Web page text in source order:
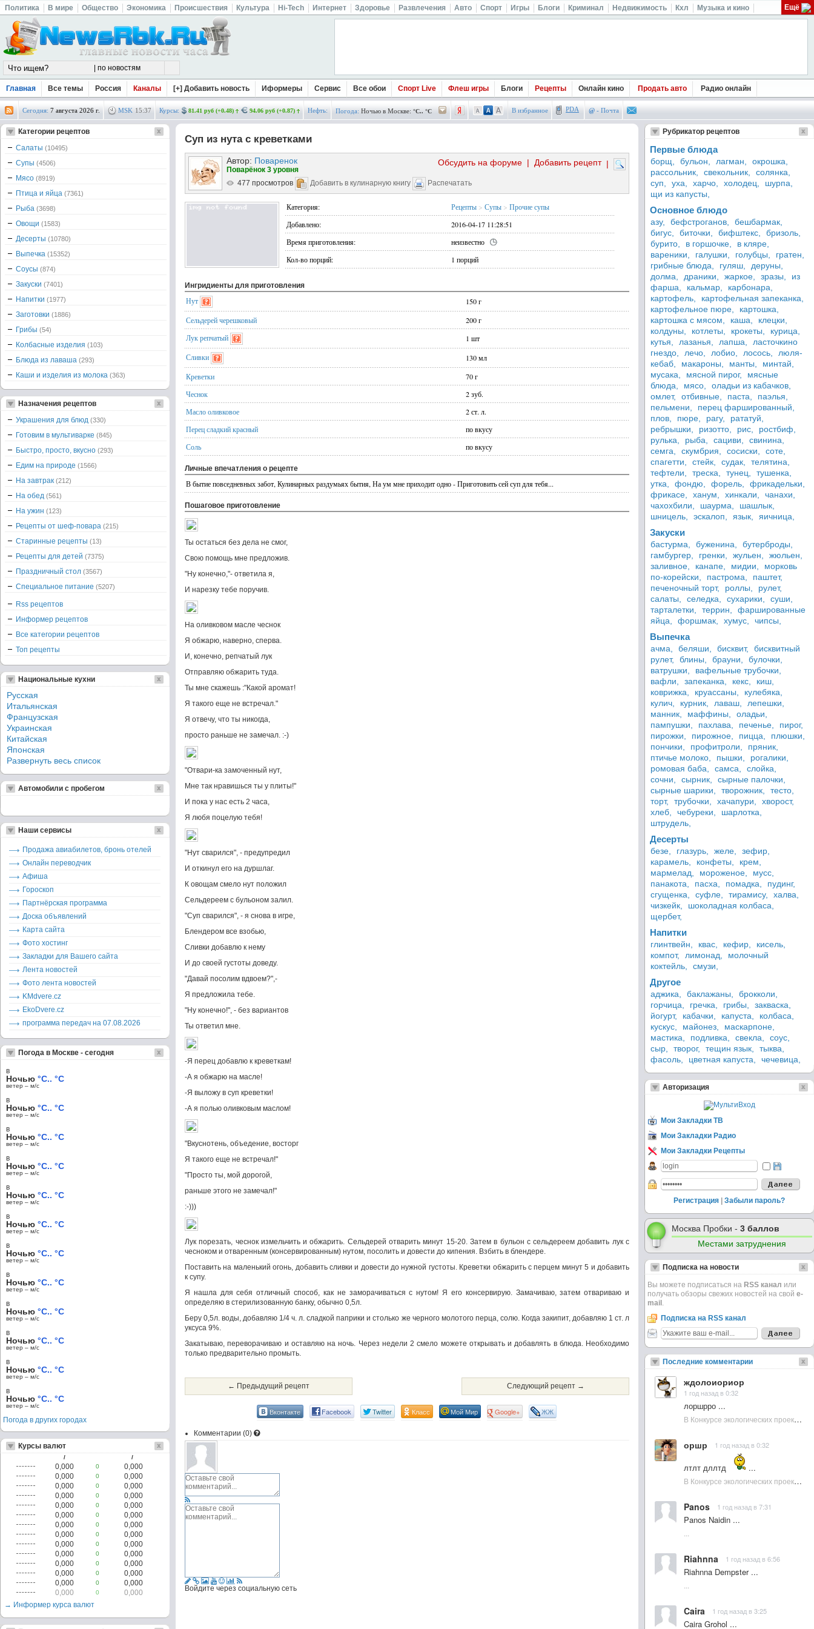
Политика В мире Общество Экономика Происшествия Культура Hi-Tech Интернет Здоровье Развлечения Авто Спорт Игры Блоги Криминал Недвижимость Кхл Музыка и кино Ещё
Главная Все темы Россия Каналы [+] Добавить новость Иформеры Сервис Все обои Спорт Live Флеш игры Блоги Рецепты Онлайн кино Продать авто Радио онлайн
Сегодня: 7 августа 2026 г. MSK 15:37 Курсы: 81.41 руб (+0.48) 94.06 руб (+0.87) Нефть: Погода: Ночью в Москве: °C.. °C В избранное PDA @ - Почта
Суп из нута с креветками
Автор: Поваренок |
Добавить рецепт
|
Обсудить на форуме
Поварёнок 3 уровня
477 просмотров
Добавить в кулинарную книгу Распечатать
Категория: Рецепты > Супы > Прочие супы
Добавлено:
2016-04-17 11:28:51
Время приготовления:
неизвестно
Кол-во порций:
1 порций
Ингридиенты для приготовления
Нут
150 г
Сельдерей черешковый
200 г
Лук репчатый
1 шт
Сливки
130 мл
Креветки
70 г
Чеснок
2 зуб.
Масло оливковое
2 ст. л.
Перец сладкий красный
по вкусу
Соль
по вкусу
Личные впечатления о рецепте
В бытие повседневных забот, Кулинарных раздумьях бытия, На ум мне приходит одно - Приготовить сей суп для тебя...
Пошаговое приготовление
Ты остаться без дела не смог,
Свою помощь мне предложив.
"Ну конечно,"- ответила я,
И нарезку тебе поручив.
На оливковом масле чеснок
Я обжарю, наверно, сперва.
И, конечно, репчатый лук
Отправляю обжарить туда.
Ты мне скажешь :"Какой аромат!
Я такого еще не встречал."
Я отвечу, что ты никогда,
просто раньше не замечал. :-)
"Отвари-ка замоченный нут,
Мне так нравишься ты у плиты!"
И пока у нас есть 2 часа,
Я любя поцелую тебя!
"Нут сварился", - предупредил
И откинул его на дуршлаг.
К овощам смело нут положил
Сельдереем с бульоном залил.
"Суп сварился", - я снова в игре,
Блендером все взобью,
Сливки добавлю к нему
И до своей густоты доведу.
"Давай посолим вдвоем?",-
Я предложила тебе.
"Ну конечно!", - без вариантов
Ты ответил мне.
-Я перец добавлю к креветкам!
-А я обжарю на масле!
-Я выложу в суп креветки!
-А я полью оливковым маслом!
"Вкуснотень, объедение, восторг
Я такого еще не встречал!"
"Просто ты, мой дорогой,
раньше этого не замечал!"
:-)))
Лук порезать, чеснок измельчить и обжарить. Сельдерей отварить минут 15-20. Затем в бульон с сельдереем добавить лук с
чесноком и отваренным (консервированным) нутом, посолить и довести до кипения. Взбить в блендере.
Поставить на маленький огонь, добавить сливки и довести до нужной густоты. Креветки обжарить с перцем минут 5 и добавить
к супу.
Я нашла для себя отличный способ, как не заморачиваться с нутом! Я его консервирую. Замачиваю, затем отвариваю и
определяю в стерилизованную банку, обычно 0,5л.
Беру 0,5л. воды, добавляю 1/4 ч. л. сладкой паприки и столько же черного молотого перца, солю. Когда закипит, добавляю 1 ст. л
уксуса 9%.
Закатываю, переворачиваю и оставляю на ночь. Через недели 2 смело можете открывать и добавлять в блюда. Необходимо
только предварительно промыть.
← Предыдущий рецепт Следующий рецепт →
Вконтакте Facebook Twitter Класс Мой Мир Google+ ЖЖ
Комментарии (0)
Войдите через социальную сеть
Категории рецептов
Салаты (10495)
Супы (4506)
Мясо (8919)
Птица и яйца (7361)
Рыба (3698)
Овощи (1583)
Десерты (10780)
Выпечка (15352)
Соусы (874)
Закуски (7401)
Напитки (1977)
Заготовки (1886)
Грибы (54)
Колбасные изделия (103)
Блюда из лаваша (293)
Каши и изделия из молока (363)
Назначения рецептов
Украшения для блюд (330)
Готовим в мультиварке (845)
Быстро, просто, вкусно (293)
Едим на природе (1566)
На завтрак (212)
На обед (561)
На ужин (123)
Рецепты от шеф-повара (215)
Старинные рецепты (13)
Рецепты для детей (7375)
Праздничный стол (3567)
Специальное питание (5207)
Rss рецептов
Информер рецептов
Все категории рецептов
Топ рецепты
Национальные кухни
Русская
Итальянская
Французская
Украинская
Китайская
Японская
Развернуть весь список
Автомобили с пробегом
Наши сервисы
Продажа авиабилетов, бронь отелей
Онлайн переводчик
Афиша
Гороскоп
Партнёрская программа
Доска объявлений
Карта сайта
Фото хостинг
Закладки для Вашего сайта
Лента новостей
Фото лента новостей
KMdvere.cz
EkoDvere.cz
программа передач на 07.08.2026
Погода в Москве - сегодня
в
Ночью °C.. °C
ветер – м/c
в
Ночью °C.. °C
ветер – м/c
в
Ночью °C.. °C
ветер – м/c
в
Ночью °C.. °C
ветер – м/c
в
Ночью °C.. °C
ветер – м/c
в
Ночью °C.. °C
ветер – м/c
в
Ночью °C.. °C
ветер – м/c
в
Ночью °C.. °C
ветер – м/c
в
Ночью °C.. °C
ветер – м/c
в
Ночью °C.. °C
ветер – м/c
в
Ночью °C.. °C
ветер – м/c
в
Ночью °C.. °C
ветер – м/c
Погода в других городах
Курсы валют
/ /
0,000 0
0,000
0,000
0
0,000
0,000
0
0,000
0,000
0
0,000
0,000
0
0,000
0,000
0
0,000
0,000
0
0,000
0,000
0
0,000
0,000
0
0,000
0,000
0
0,000
0,000
0
0,000
0,000
0
0,000
0,000
0
0,000
0,000
0
0,000
→ Информер курса валют
Рубрикатор рецептов
Первые блюда
борщ, бульон, лагман,
окрошка,
рассольник,
свекольник,
солянка,
суп,
уха, харчо, холодец,
шурпа,
щи из капусты,
Основное блюдо
азу, бефстроганов,
бешбармак,
бигус,
биточки, бифштекс,
бризоль,
бурито,
в горшочке,
в кляре,
вареники,
галушки, голубцы,
гратен,
грибные блюда,
гуляш,
деруны,
долма,
драники, жаркое, зразы,
из
фарша,
кальмар,
карбонара,
картофель,
картофельная запеканка,
картофельное пюре,
картошка,
картошка с мясом,
каша,
клецки,
колдуны,
котлеты, крокеты,
курица,
кутья,
лазанья, лапша,
ласточкино
гнездо,
лечо, лобио, лосось,
люля-
кебаб,
макароны, манты,
минтай,
мусака,
мясной пирог,
мясные
блюда,
мясо,
оладьи из кабачков,
омлет,
отбивные, паста,
паэлья,
пельмени,
перец фаршированный,
плов,
пюре, рагу,
рататуй,
ребрышки,
ризотто, рис,
ростбиф,
рулька,
рыба, сациви,
свинина,
семга,
скумбрия, сосиски,
соте,
спагетти,
стейк, судак,
телятина,
тефтели,
треска, тунец,
тушенка,
утка,
фондю, форель,
фрикадельки,
фрикасе,
ханум, хинкали,
чанахи,
чахохбили,
шаурма,
шашлык,
шницель,
эскалоп, язык, яичница,
Закуски
бастурма, буженина,
бутерброды,
гамбургер,
гренки, жульен,
жюльен,
заливное,
канапе, мидии,
морковь
по-корейски,
пастрома,
паштет,
печеночный торт,
роллы,
рулет,
салаты,
селедка, сухарики,
суши,
тарталетки,
террин,
фаршированные
яйца,
форшмак, хумус, чипсы,
Выпечка
ачма, беляши, бисквит,
бисквитный
рулет,
блины, брауни,
булочки,
ватрушки,
вафельные трубочки,
вафли,
запеканка, кекс,
киш,
коврижка,
круассаны,
кулебяка,
кулич,
курник, лаваш,
лепешки,
манник,
маффины,
оладьи,
пампушки,
пахлава, печенье,
пирог,
пирожки,
пирожное, пицца,
плюшки,
пончики,
профитроли,
пряник,
птичье молоко,
пышки,
рогалики,
ромовая баба,
самса,
слойка,
сочни,
сырник,
сырные палочки,
сырные шарики,
творожник,
тесто,
торт,
трубочки, хачапури,
хворост,
хлеб,
чебуреки,
шарлотка,
штрудель,
Десерты
безе, глазурь, желе,
зефир,
карамель,
конфеты,
крем,
мармелад,
мороженое,
мусс,
панакота,
пасха, помадка,
пудинг,
сгущенка,
суфле, тирамису,
халва,
чизкейк,
шоколадная колбаса,
щербет,
Напитки
глинтвейн, квас, кефир,
кисель,
компот,
лимонад,
молочный
коктейль,
смузи,
Другое
аджика, баклажаны,
брокколи,
горчица,
гречка, грибы,
закваска,
йогурт,
кабачки, капуста,
колбаса,
кускус,
майонез,
маскарпоне,
мастика,
подливка, свекла,
соус,
сыр,
творог, тещин язык,
тыква,
фасоль,
цветная капуста, чечевица,
Авторизация
Мои Закладки ТВ
Мои Закладки Радио
Мои Закладки Рецепты
Регистрация Забыли пароль?
Москва Пробки - 3 баллов
Местами затруднения
Подписка на новости
Вы можете подписаться на RSS канал или
получать обзоры свежих новостей на свой e-
mail .
Подписка на RSS канал
Последние комментарии
ждолоиориор
1 год назад в 0:32
лоршрро ...
В Конкурсе экологических проектов в Подмосковье активно участвовала молодежь :: NewsRbk.ru...
оршр 1 год назад в 0:32
лтлт дллтд
...
В Конкурсе экологических проектов в Подмосковье активно участвовала молодежь :: NewsRbk.ru...
Panos 1 год назад в 7:31
Panos Naidin ...
Riahnna 1 год назад в 6:56
Riahnna Dempster ...
Caira 1 год назад в 3:25
Caira Grohol ...